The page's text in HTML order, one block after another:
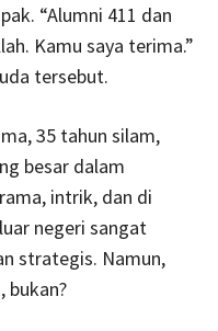
“Alumni 411 dan
Kamu saya terima.”
tersebut.
35 tahun silam,
besar dalam
intrik, dan di
negeri sangat
strategis. Namun,
bukan?